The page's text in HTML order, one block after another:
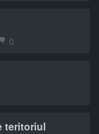
0
teritoriul